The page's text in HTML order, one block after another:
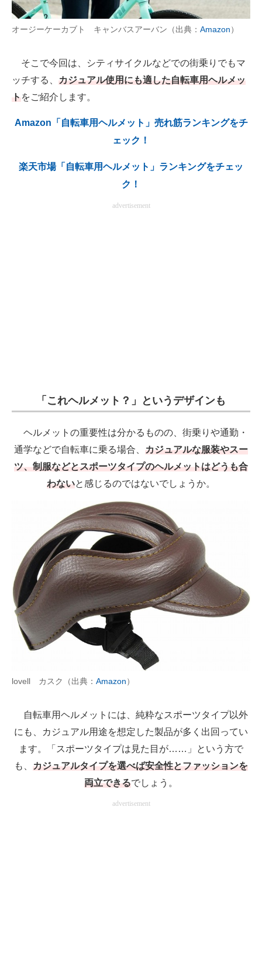
マーケ×ITの今がよく分かる
企業向けIT製品の総合サイト
モノづくり技術者専門サイト
エレクトロニクス専門サイト
オージーケーカブト キャンバスアーバン（出典： Amazon）
そこで今回は、シティサイクルなどでの街乗りでもマ
ッチする、 カジュアル使用にも適した自転車用ヘルメッ
トをご紹介します。
Amazon「自転車用ヘルメット」売れ筋ランキングをチ
ェック！
楽天市場「自転車用ヘルメット」ランキングをチェッ
ク！
advertisement
「これヘルメット？」というデザインも
ヘルメットの重要性は分かるものの、街乗りや通勤・
通学などで自転車に乗る場合、 カジュアルな服装やスー
ツ、制服などとスポーツタイプのヘルメットはどうも合
わないと感じるのではないでしょうか。
lovell カスク（出典： Amazon）
自転車用ヘルメットには、純粋なスポーツタイプ以外
にも、カジュアル用途を想定した製品が多く出回ってい
ます。「スポーツタイプは見た目が……」という方で
も、 カジュアルタイプを選べば安全性とファッションを
両立できるでしょう。
advertisement